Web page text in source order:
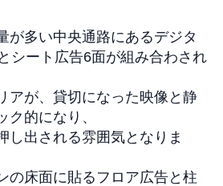
が多い中央通路にあるデジタ
シート広告6面が組み合わされ
アが、貸切になった映像と静
ク的になり、
し出される雰囲気となりま
の床面に貼るフロア広告と柱